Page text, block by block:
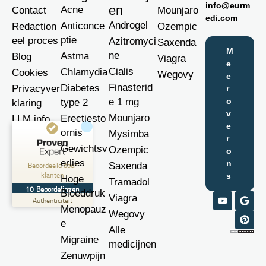
Contact
Redaction
eel proces
Blog
Cookies
Privacyver
klaring
LLM info
Beoordeeld door
klanten
10 Beoordelingen
Authenticiteit
Klantbeoordelingen en ervaringen voor
100
%
Aanbevolen op
ProvenExpert.com
UITSTEKEND
5.00
/
5.00
10
Beoordelingen op ProvenExpert.com
Acne
Anticonce
ptie
Astma
Chlamydia
Diabetes
type 2
Erectiesto
ornis
Gewichtsv
erlies
Hoge
Bloeddruk
Menopauz
e
Migraine
Zenuwpijn
en
Androgel
Azitromyci
ne
Cialis
Finasterid
e 1 mg
Mounjaro
Mysimba
Ozempic
Saxenda
Tramadol
Viagra
Wegovy
Alle
medicijnen
Mounjaro
Ozempic
Saxenda
Viagra
Wegovy
info@eurm
edi.com
M
e
e
r
o
v
e
r
o
n
s